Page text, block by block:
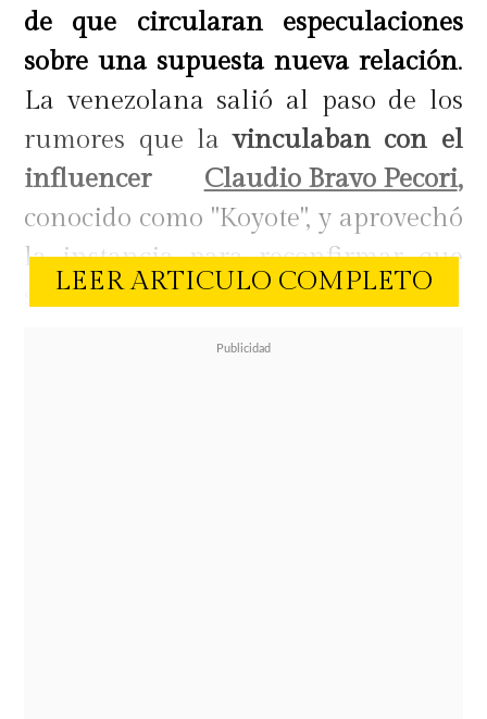
de que circularan especulaciones
sobre una supuesta nueva relación.
La venezolana salió al paso de los
rumores que lavinculaban con el
influencer Claudio Bravo Pecori,
conocido como "Koyote", y aprovechó
la instancia para reconfirmar que
su relación con Nano Calderón
finalizó hace un mes.
LEER ARTICULO COMPLETO